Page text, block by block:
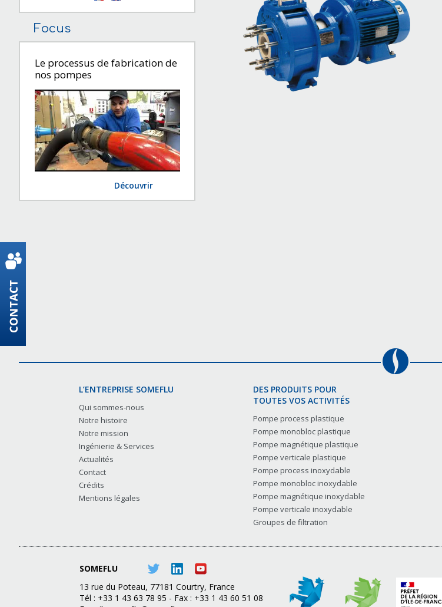
Focus
Le processus de fabrication de
nos pompes
Découvrir
L’ENTREPRISE SOMEFLU
Qui sommes-nous
Notre histoire
Notre mission
Ingénierie & Services
Actualités
Contact
Crédits
Mentions légales
DES PRODUITS POUR
TOUTES VOS ACTIVITÉS
Pompe process plastique
Pompe monobloc plastique
Pompe magnétique plastique
Pompe verticale plastique
Pompe process inoxydable
Pompe monobloc inoxydable
Pompe magnétique inoxydable
Pompe verticale inoxydable
Groupes de filtration
SOMEFLU
13 rue du Poteau, 77181 Courtry, France
Tél : +33 1 43 63 78 95 - Fax : +33 1 43 60 51 08